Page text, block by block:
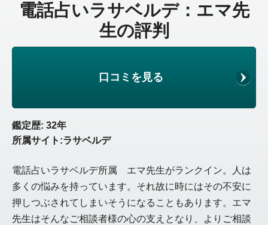
電話占いラサベルデ：エマ先
生の評判
口コミを見る
鑑定歴: 32年
所属サイト:ラサベルデ
電話占いラサベルデ所属 エマ先生がランクイン。人は
多くの悩みを持っています。それ故に時にはその不安に
押しつぶされてしまいそうになることもあります。エマ
先生はそんなご相談者様の心の支えとなり、よりご相談